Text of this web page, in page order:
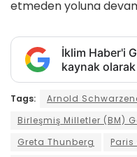
etmeden yoluna
İklim Haber'i
kaynak
Tags:
Arnold
Birleşmiş Milletler (BM)
Greta Thunberg
Paris